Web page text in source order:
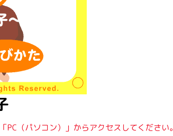
（パソコン）」からアクセスしてください。